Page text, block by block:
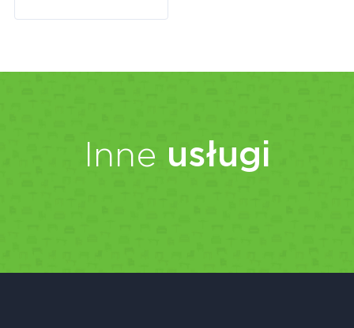
Inne usługi